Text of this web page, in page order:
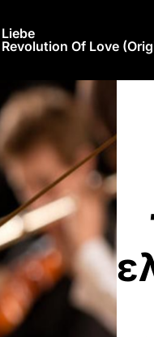
Liebe
Revolution Of Love